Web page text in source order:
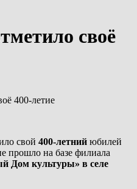
своё
400-летие
свой 400-летний юбилей
прошло на базе филиала
Дом культуры» в селе